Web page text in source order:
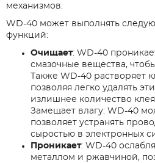
механизмов.
WD-40 может выполнять
функций:
Очищает: WD-40
смазочные вещества,
Также WD-40 растворяет
позволяя легко удалять
излишнее количество
Замещает влагу: WD-40
позволяет устранять
сыростью в электронных
Проникает: WD-40
металлом и ржавчиной,